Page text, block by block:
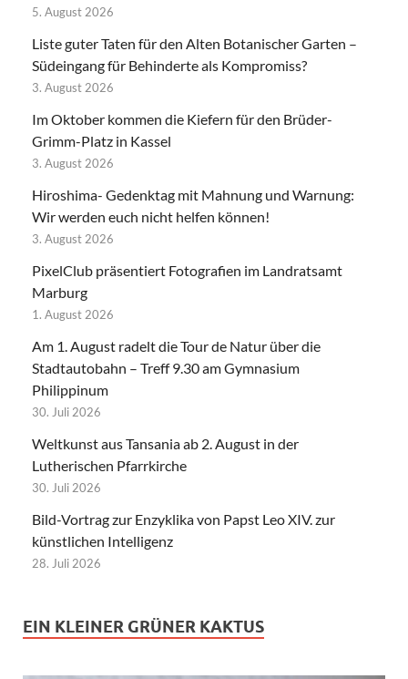
5. August 2026
Liste guter Taten für den Alten Botanischer Garten –
Südeingang für Behinderte als Kompromiss?
3. August 2026
Im Oktober kommen die Kiefern für den Brüder-
Grimm-Platz in Kassel
3. August 2026
Hiroshima- Gedenktag mit Mahnung und Warnung:
Wir werden euch nicht helfen können!
3. August 2026
PixelClub präsentiert Fotografien im Landratsamt
Marburg
1. August 2026
Am 1. August radelt die Tour de Natur über die
Stadtautobahn – Treff 9.30 am Gymnasium
Philippinum
30. Juli 2026
Weltkunst aus Tansania ab 2. August in der
Lutherischen Pfarrkirche
30. Juli 2026
Bild-Vortrag zur Enzyklika von Papst Leo XIV. zur
künstlichen Intelligenz
28. Juli 2026
EIN KLEINER GRÜNER KAKTUS